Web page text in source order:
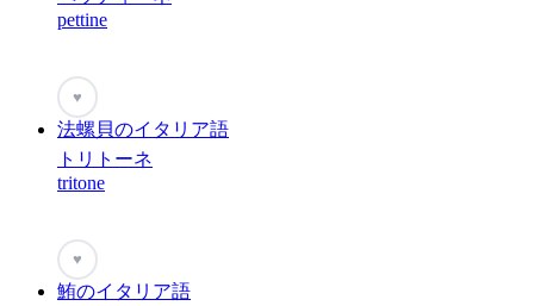
pettine
♥
法螺貝のイタリア語
トリトーネ
tritone
♥
鮪のイタリア語